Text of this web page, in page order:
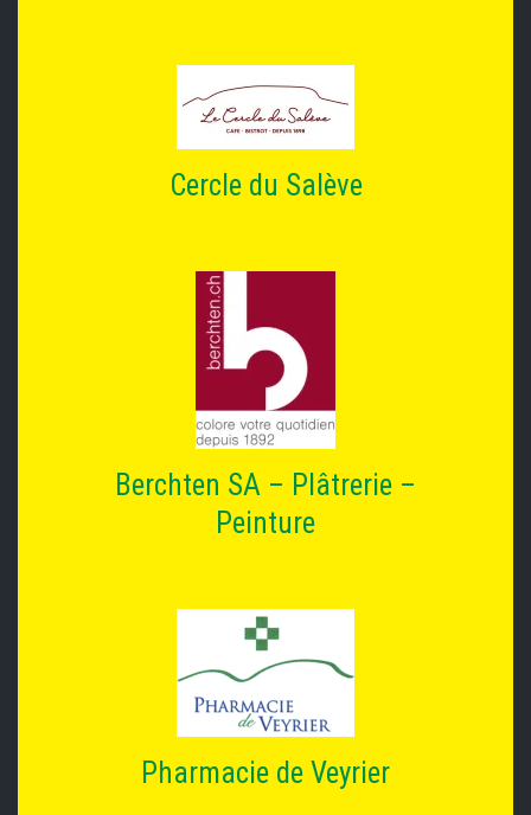
Cercle du Salève
Berchten SA – Plâtrerie –
Peinture
Pharmacie de Veyrier